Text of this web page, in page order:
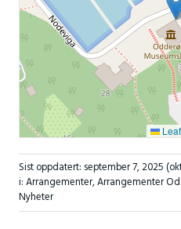
Sist oppdatert: september 7, 2025
i:Arrangementer,Arrangementer
Nyheter